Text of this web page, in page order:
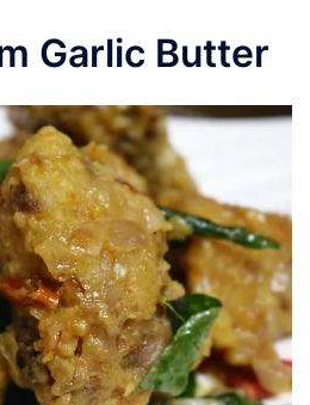
Garlic Butter